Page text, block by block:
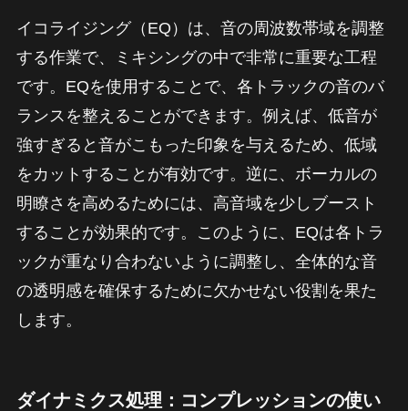
イコライジング（EQ）は、音の周波数帯域を調整
する作業で、ミキシングの中で非常に重要な工程
です。EQを使用することで、各トラックの音のバ
ランスを整えることができます。例えば、低音が
強すぎると音がこもった印象を与えるため、低域
をカットすることが有効です。逆に、ボーカルの
明瞭さを高めるためには、高音域を少しブースト
することが効果的です。このように、EQは各トラ
ックが重なり合わないように調整し、全体的な音
の透明感を確保するために欠かせない役割を果た
します。
ダイナミクス処理：コンプレッションの使い